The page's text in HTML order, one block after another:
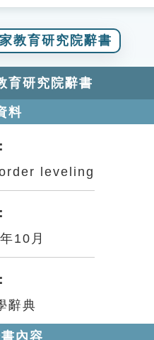
教育研究院辭書
育研究院辭書
料
leveling
10月
辭典
內容